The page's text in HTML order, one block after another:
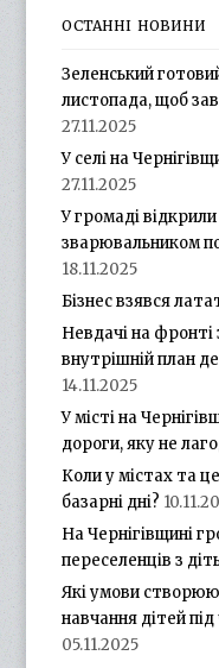
ОСТАННІ НОВИНИ
Зеленський
листопада, щоб
27.11.2025
У селі на
27.11.2025
У громаді
зварювальником
18.11.2025
Бізнес взявся
Невдачі на
внутрішній план
14.11.2025
У місті на
дороги, яку не
Коли у містах та
базарні дні?
На Чернігівщині
переселенців з
Які умови
навчання дітей
05.11.2025